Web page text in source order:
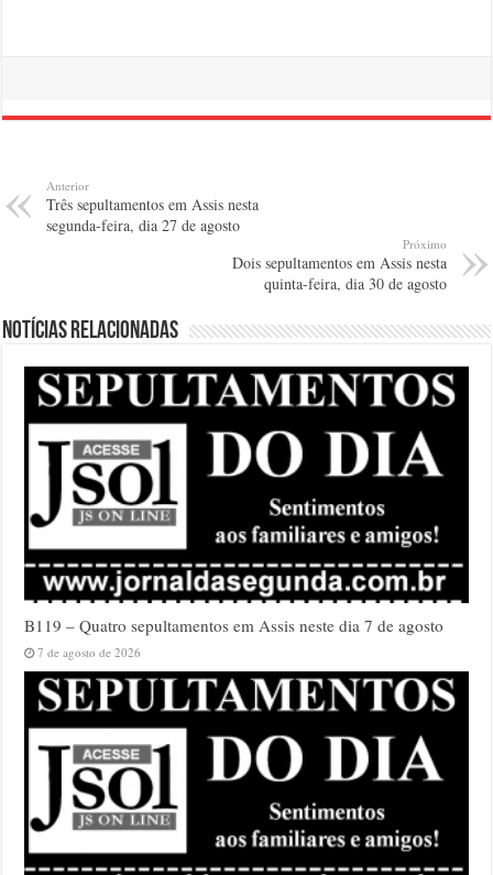
Anterior
Três sepultamentos em Assis nesta
segunda-feira, dia 27 de agosto
Próximo
Dois sepultamentos em Assis nesta
quinta-feira, dia 30 de agosto
Notícias relacionadas
B119 – Quatro sepultamentos em Assis neste dia 7 de agosto
7 de agosto de 2026